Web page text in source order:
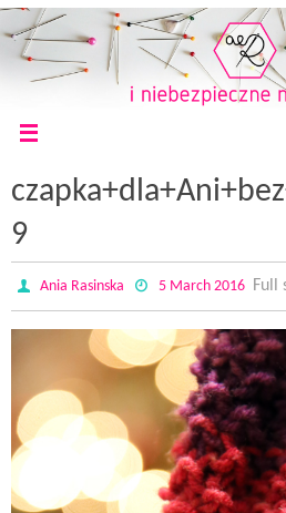
9
Ania Rasinska 5 March 2016 Full